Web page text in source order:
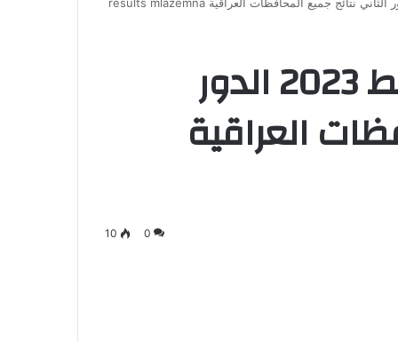
drive نتائج الثالث متوسط 2023 الدور
العراقية
0
10